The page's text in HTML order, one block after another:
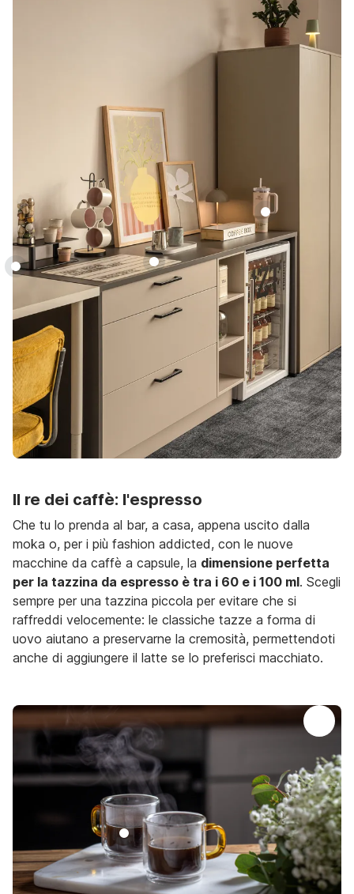
Il re dei caffè: l'espresso
Che tu lo prenda al bar, a casa, appena uscito dalla
moka o, per i più fashion addicted, con le nuove
macchine da caffè a capsule, la dimensione perfetta
per la tazzina da espresso è tra i 60 e i 100 ml. Scegli
sempre per una tazzina piccola per evitare che si
raffreddi velocemente: le classiche tazze a forma di
uovo aiutano a preservarne la cremosità, permettendoti
anche di aggiungere il latte se lo preferisci macchiato.